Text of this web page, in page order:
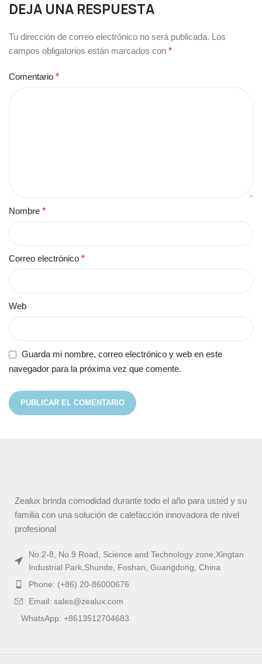
DEJA UNA RESPUESTA
Tu dirección de correo electrónico no será publicada. Los
campos obligatorios están marcados con *
Comentario *
Nombre *
Correo electrónico *
Web
Guarda mi nombre, correo electrónico y web en este
navegador para la próxima vez que comente.
Zealux brinda comodidad durante todo el año para usted y su
familia con una solución de calefacción innovadora de nivel
profesional
No.2-8, No.9 Road, Science and Technology zone,Xingtan
Industrial Park,Shunde, Foshan, Guangdong, China
Phone: (+86) 20-86000676
Email: sales@zealux.com
WhatsApp: +8613512704683